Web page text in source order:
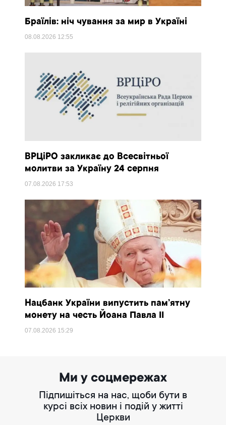
Браїлів: ніч чування за мир в Україні
08.08.2026 12:55
ВРЦіРО закликає до Всесвітньої
молитви за Україну 24 серпня
07.08.2026 17:53
Нацбанк України випустить пам’ятну
монету на честь Йоана Павла II
07.08.2026 15:29
Ми у соцмережах
Підпишіться на нас, щоби бути в
курсі всіх новин і подій у житті
Церкви